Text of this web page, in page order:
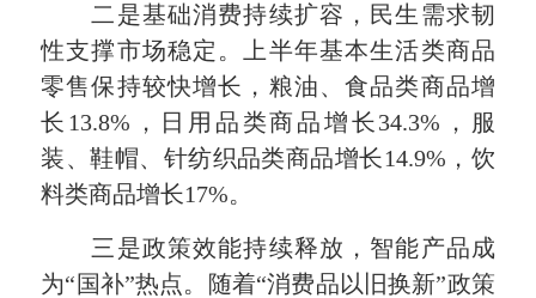
二是基础消费持续扩容，民生需求韧
性支撑市场稳定。上半年基本生活类商品
零售保持较快增长，粮油、食品类商品增
长13.8%，日用品类商品增长34.3%，服
装、鞋帽、针纺织品类商品增长14.9%，饮
料类商品增长17%。
三是政策效能持续释放，智能产品成
为“国补”热点。随着“消费品以旧换新”政策